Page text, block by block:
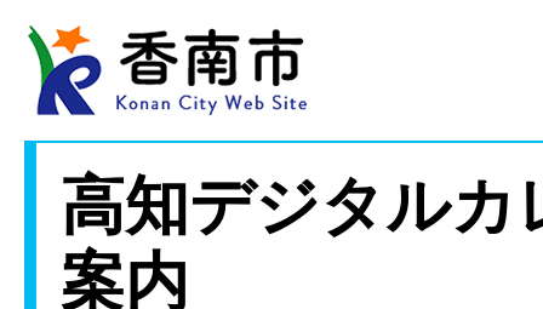
高知デジタルカ
案内